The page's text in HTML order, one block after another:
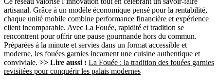
artisanal. Grâce à un modèle économique pensé pour la rentabilité,
chaque unité mobile combine performance financière et expérience
client incomparable. Avec La Fouée, rapidité et tradition se
rencontrent pour offrir une pause gourmande hors du commun.
Préparées à la minute et servies dans un format accessible et
moderne, les fouées garnies incarnent une cuisine authentique et
conviviale. >> Lire aussi : La Fouée : la tradition des fouées garnies
revisitées pour conquérir les palais modernes